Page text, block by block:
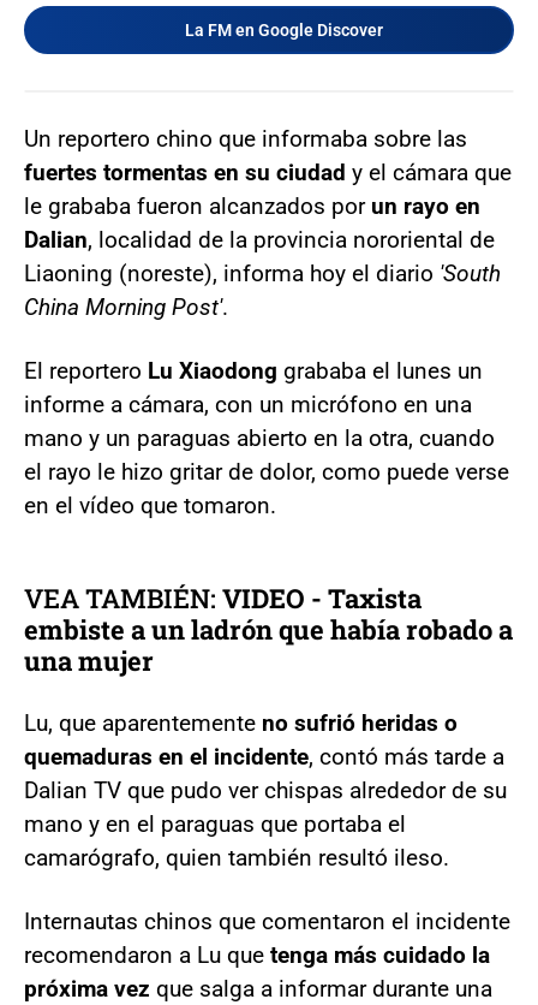
La FM en Google Discover
Un reportero chino que informaba sobre las
fuertes tormentas en su ciudad y el cámara que
le grababa fueron alcanzados por un rayo en
Dalian, localidad de la provincia nororiental de
Liaoning (noreste), informa hoy el diario 'South
China Morning Post'.
El reportero Lu Xiaodong grababa el lunes un
informe a cámara, con un micrófono en una
mano y un paraguas abierto en la otra, cuando
el rayo le hizo gritar de dolor, como puede verse
en el vídeo que tomaron.
VEA TAMBIÉN: VIDEO - Taxista
embiste a un ladrón que había robado a
una mujer
Lu, que aparentemente no sufrió heridas o
quemaduras en el incidente, contó más tarde a
Dalian TV que pudo ver chispas alrededor de su
mano y en el paraguas que portaba el
camarógrafo, quien también resultó ileso.
Internautas chinos que comentaron el incidente
recomendaron a Lu que tenga más cuidado la
próxima vez que salga a informar durante una